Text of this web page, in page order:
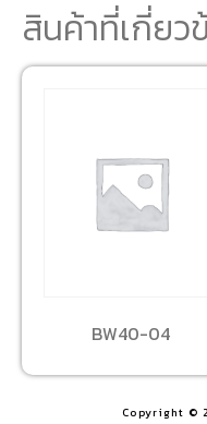
สินค้าที่เกี่ยว
BW40-04
Copyright ©